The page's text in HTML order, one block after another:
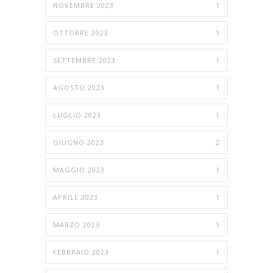
NOVEMBRE 2023 1
OTTOBRE 2023 1
SETTEMBRE 2023 1
AGOSTO 2023 1
LUGLIO 2023 1
GIUGNO 2023 2
MAGGIO 2023 1
APRILE 2023 1
MARZO 2023 1
FEBBRAIO 2023 1